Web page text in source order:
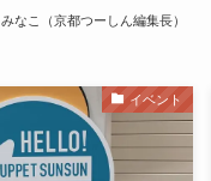
みなこ（京都つーしん編集長）
イベント